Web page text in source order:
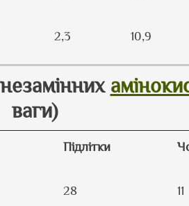
2,3 10,9
ваги)
Підлітки
28 11